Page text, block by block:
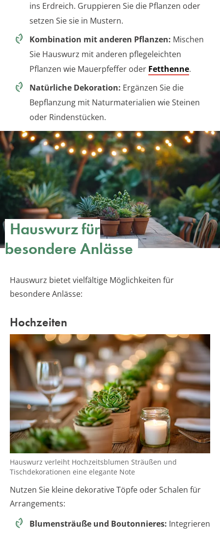
ins Erdreich. Gruppieren Sie die Pflanzen oder
setzen Sie sie in Mustern.
Kombination mit anderen Pflanzen: Mischen
Sie Hauswurz mit anderen pflegeleichten
Pflanzen wie Mauerpfeffer oder Fetthenne.
Natürliche Dekoration: Ergänzen Sie die
Bepflanzung mit Naturmaterialien wie Steinen
oder Rindenstücken.
Hauswurz für
besondere Anlässe
Hauswurz bietet vielfältige Möglichkeiten für
besondere Anlässe:
Hochzeiten
Hauswurz verleiht Hochzeitsblumen Sträußen und
Tischdekorationen eine elegante Note
Nutzen Sie kleine dekorative Töpfe oder Schalen für
Arrangements:
Blumensträuße und Boutonnieres: Integrieren